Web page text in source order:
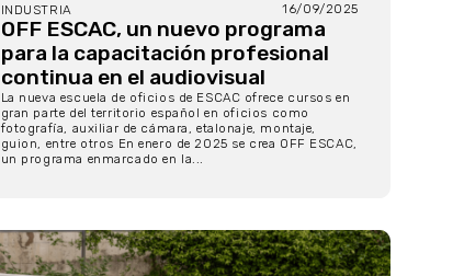
INDUSTRIA 16/09/2025
OFF ESCAC, un nuevo programa
para la capacitación profesional
continua en el audiovisual
La nueva escuela de oficios de ESCAC ofrece cursos en
gran parte del territorio español en oficios como
fotografía, auxiliar de cámara, etalonaje, montaje,
guion, entre otros En enero de 2025 se crea OFF ESCAC,
un programa enmarcado en la...